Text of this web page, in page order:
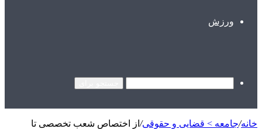
ورزش
خانه/جامعه > قضایی و حقوقی/ از اختصاص شعب تخصصی تا